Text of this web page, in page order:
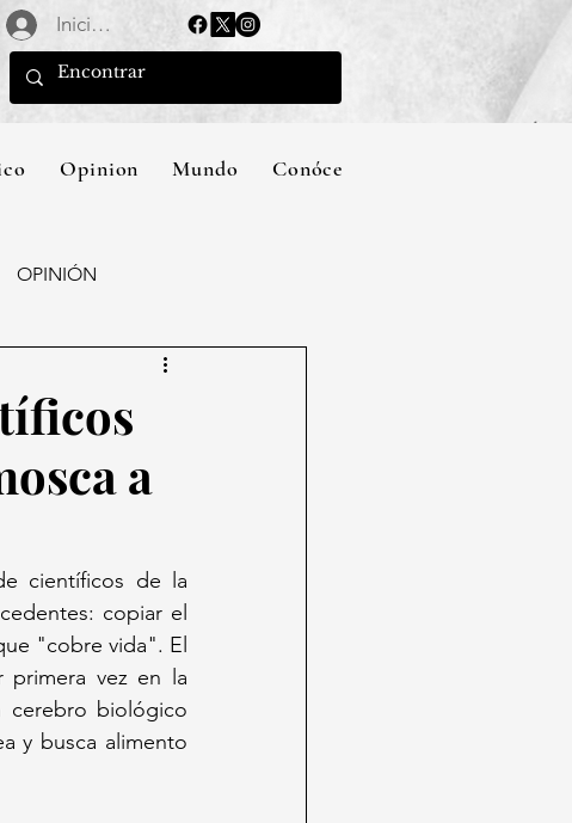
Iniciar sesión
Opinion Mundo Conócenos
OPINIÓN
a
científicos de la
copiar el
"cobre vida". El
primera vez en la
cerebro biológico
y busca alimento